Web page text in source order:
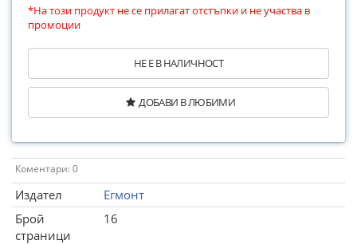
*На този продукт не се прилагат отстъпки и не участва в
промоции
НЕ Е В НАЛИЧНОСТ
ДОБАВИ В ЛЮБИМИ
Коментари: 0
Издател
Егмонт
Брой
страници
16